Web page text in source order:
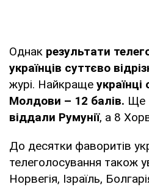
Однак результати
українців суттєво
журі. Найкраще
Молдови – 12 балів. Ще
віддали Румунії, а 8
До десятки фаворитів
телеголосування також
Норвегія, Ізраїль,